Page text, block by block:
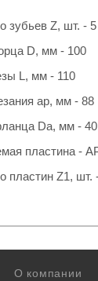
зубьев Z, шт. - 5
D, мм - 100
L, мм - 110
ap, мм - 88
Da, мм - 40
пластина -
пластин Z1, шт.
О компании